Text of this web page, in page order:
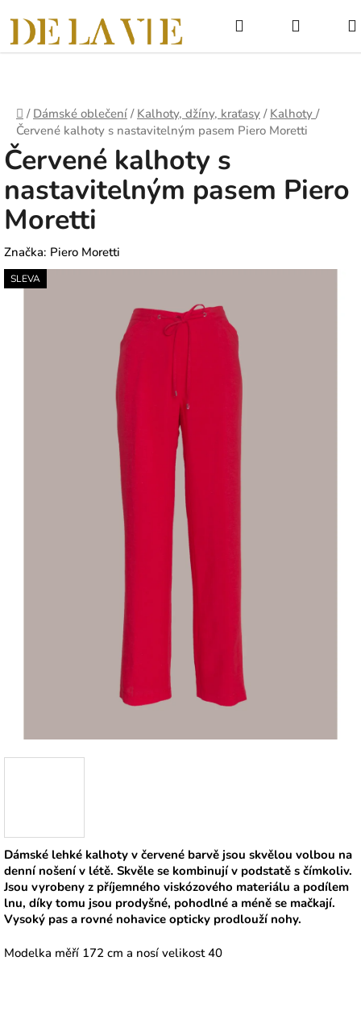
na
obsah
NÁKUPNÍ
KOŠÍK
Domů
/ Dámské oblečení / Kalhoty, džíny, kraťasy / Kalhoty /
Červené kalhoty s nastavitelným pasem Piero Moretti
Dámské lehké kalhoty v červené barvě jsou skvělou volbou na
denní nošení v létě. Skvěle se kombinují v podstatě s čímkoliv.
Jsou vyrobeny z příjemného viskózového materiálu a podílem
lnu, díky tomu jsou prodyšné, pohodlné a méně se mačkají.
Vysoký pas a rovné nohavice opticky prodlouží nohy.
Modelka měří 172 cm a nosí velikost 40
Červené kalhoty s
nastavitelným pasem Piero
Moretti
Značka: Piero Moretti
SLEVA